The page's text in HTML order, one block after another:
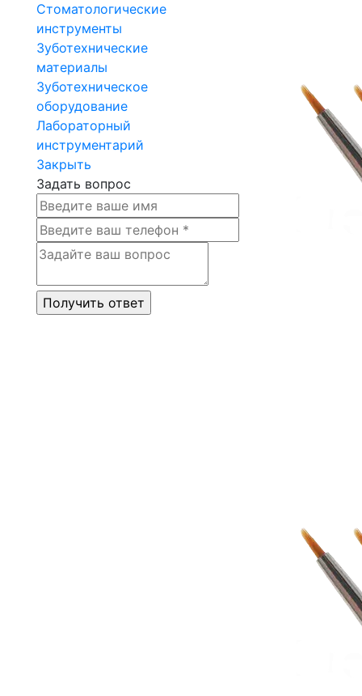
Стоматологические
инструменты
Зуботехнические
материалы
Зуботехническое
оборудование
Лабораторный
инструментарий
Закрыть
Задать вопрос